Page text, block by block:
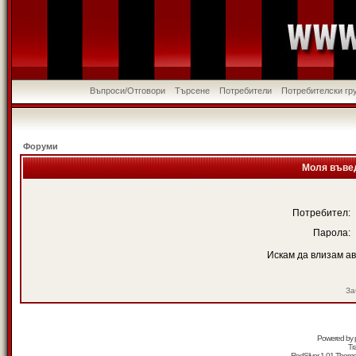
Въпроси/Отговори Търсене Потребители Потребителски
Форуми
Моля
Потребител:
Парола:
Искам да влизам
Powered by